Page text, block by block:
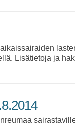
Lisätietoja ja